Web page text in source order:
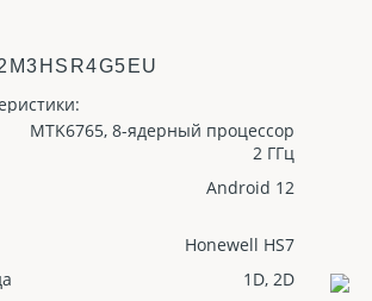
MTK6765, 8-ядерный процессор
2 ГГц
Android 12
Honewell HS7
1D, 2D